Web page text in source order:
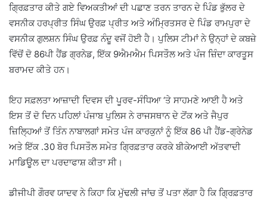
ਗ੍ਰਿਫ਼ਤਾਰ ਕੀਤੇ ਗਏ ਵਿਅਕਤੀਆਂ ਦੀ ਪਛਾਣ ਤਰਨ ਤਾਰਨ ਦੇ ਪਿੰਡ ਭੁੱਲਰ ਦੇ
ਵਸਨੀਕ ਹਰਪ੍ਰੀਤ ਸਿੰਘ ਉਰਫ਼ ਪ੍ਰੀਤ ਅਤੇ ਅੰਮ੍ਰਿਤਸਰ ਦੇ ਪਿੰਡ ਰਾਮਪੁਰਾ ਦੇ
ਵਸਨੀਕ ਗੁਲਸ਼ਨ ਸਿੰਘ ਉਰਫ਼ ਨੰਦੂ ਵਜੋਂ ਹੋਈ ਹੈ। ਪੁਲਿਸ ਟੀਮਾਂ ਨੇ ਉਨ੍ਹਾਂ ਦੇ ਕਬਜ਼ੇ
ਵਿੱਚੋਂ ਦੋ 86ਪੀ ਹੈਂਡ ਗ੍ਰਨੇਡ, ਇੱਕ 9ਐਮਐਮ ਪਿਸਤੌਲ ਅਤੇ ਪੰਜ ਜ਼ਿੰਦਾ ਕਾਰਤੂਸ
ਬਰਾਮਦ ਕੀਤੇ ਹਨ।
ਇਹ ਸਫ਼ਲਤਾ ਆਜ਼ਾਦੀ ਦਿਵਸ ਦੀ ਪੂਰਵ-ਸੰਧਿਆ ‘ਤੇ ਸਾਹਮਣੇ ਆਈ ਹੈ ਅਤੇ
ਇਸ ਤੋਂ ਦੋ ਦਿਨ ਪਹਿਲਾਂ ਪੰਜਾਬ ਪੁਲਿਸ ਨੇ ਰਾਜਸਥਾਨ ਦੇ ਟੋਂਕ ਅਤੇ ਜੈਪੁਰ
ਜ਼ਿਲ੍ਹਿਆਂ ਤੋਂ ਤਿੰਨ ਨਾਬਾਲਗਾਂ ਸਮੇਤ ਪੰਜ ਕਾਰਕੁਨਾਂ ਨੂੰ ਇੱਕ 86 ਪੀ ਹੈਂਡ-ਗ੍ਰੇਨੇਡ
ਅਤੇ ਇੱਕ .30 ਬੋਰ ਪਿਸਤੌਲ ਸਮੇਤ ਗ੍ਰਿਫ਼ਤਾਰ ਕਰਕੇ ਬੀਕੇਆਈ ਅੱਤਵਾਦੀ
ਮਾਡਿਊਲ ਦਾ ਪਰਦਾਫਾਸ਼ ਕੀਤਾ ਸੀ।
ਡੀਜੀਪੀ ਗੌਰਵ ਯਾਦਵ ਨੇ ਕਿਹਾ ਕਿ ਮੁੱਢਲੀ ਜਾਂਚ ਤੋਂ ਪਤਾ ਲੱਗਾ ਹੈ ਕਿ ਗ੍ਰਿਫ਼ਤਾਰ